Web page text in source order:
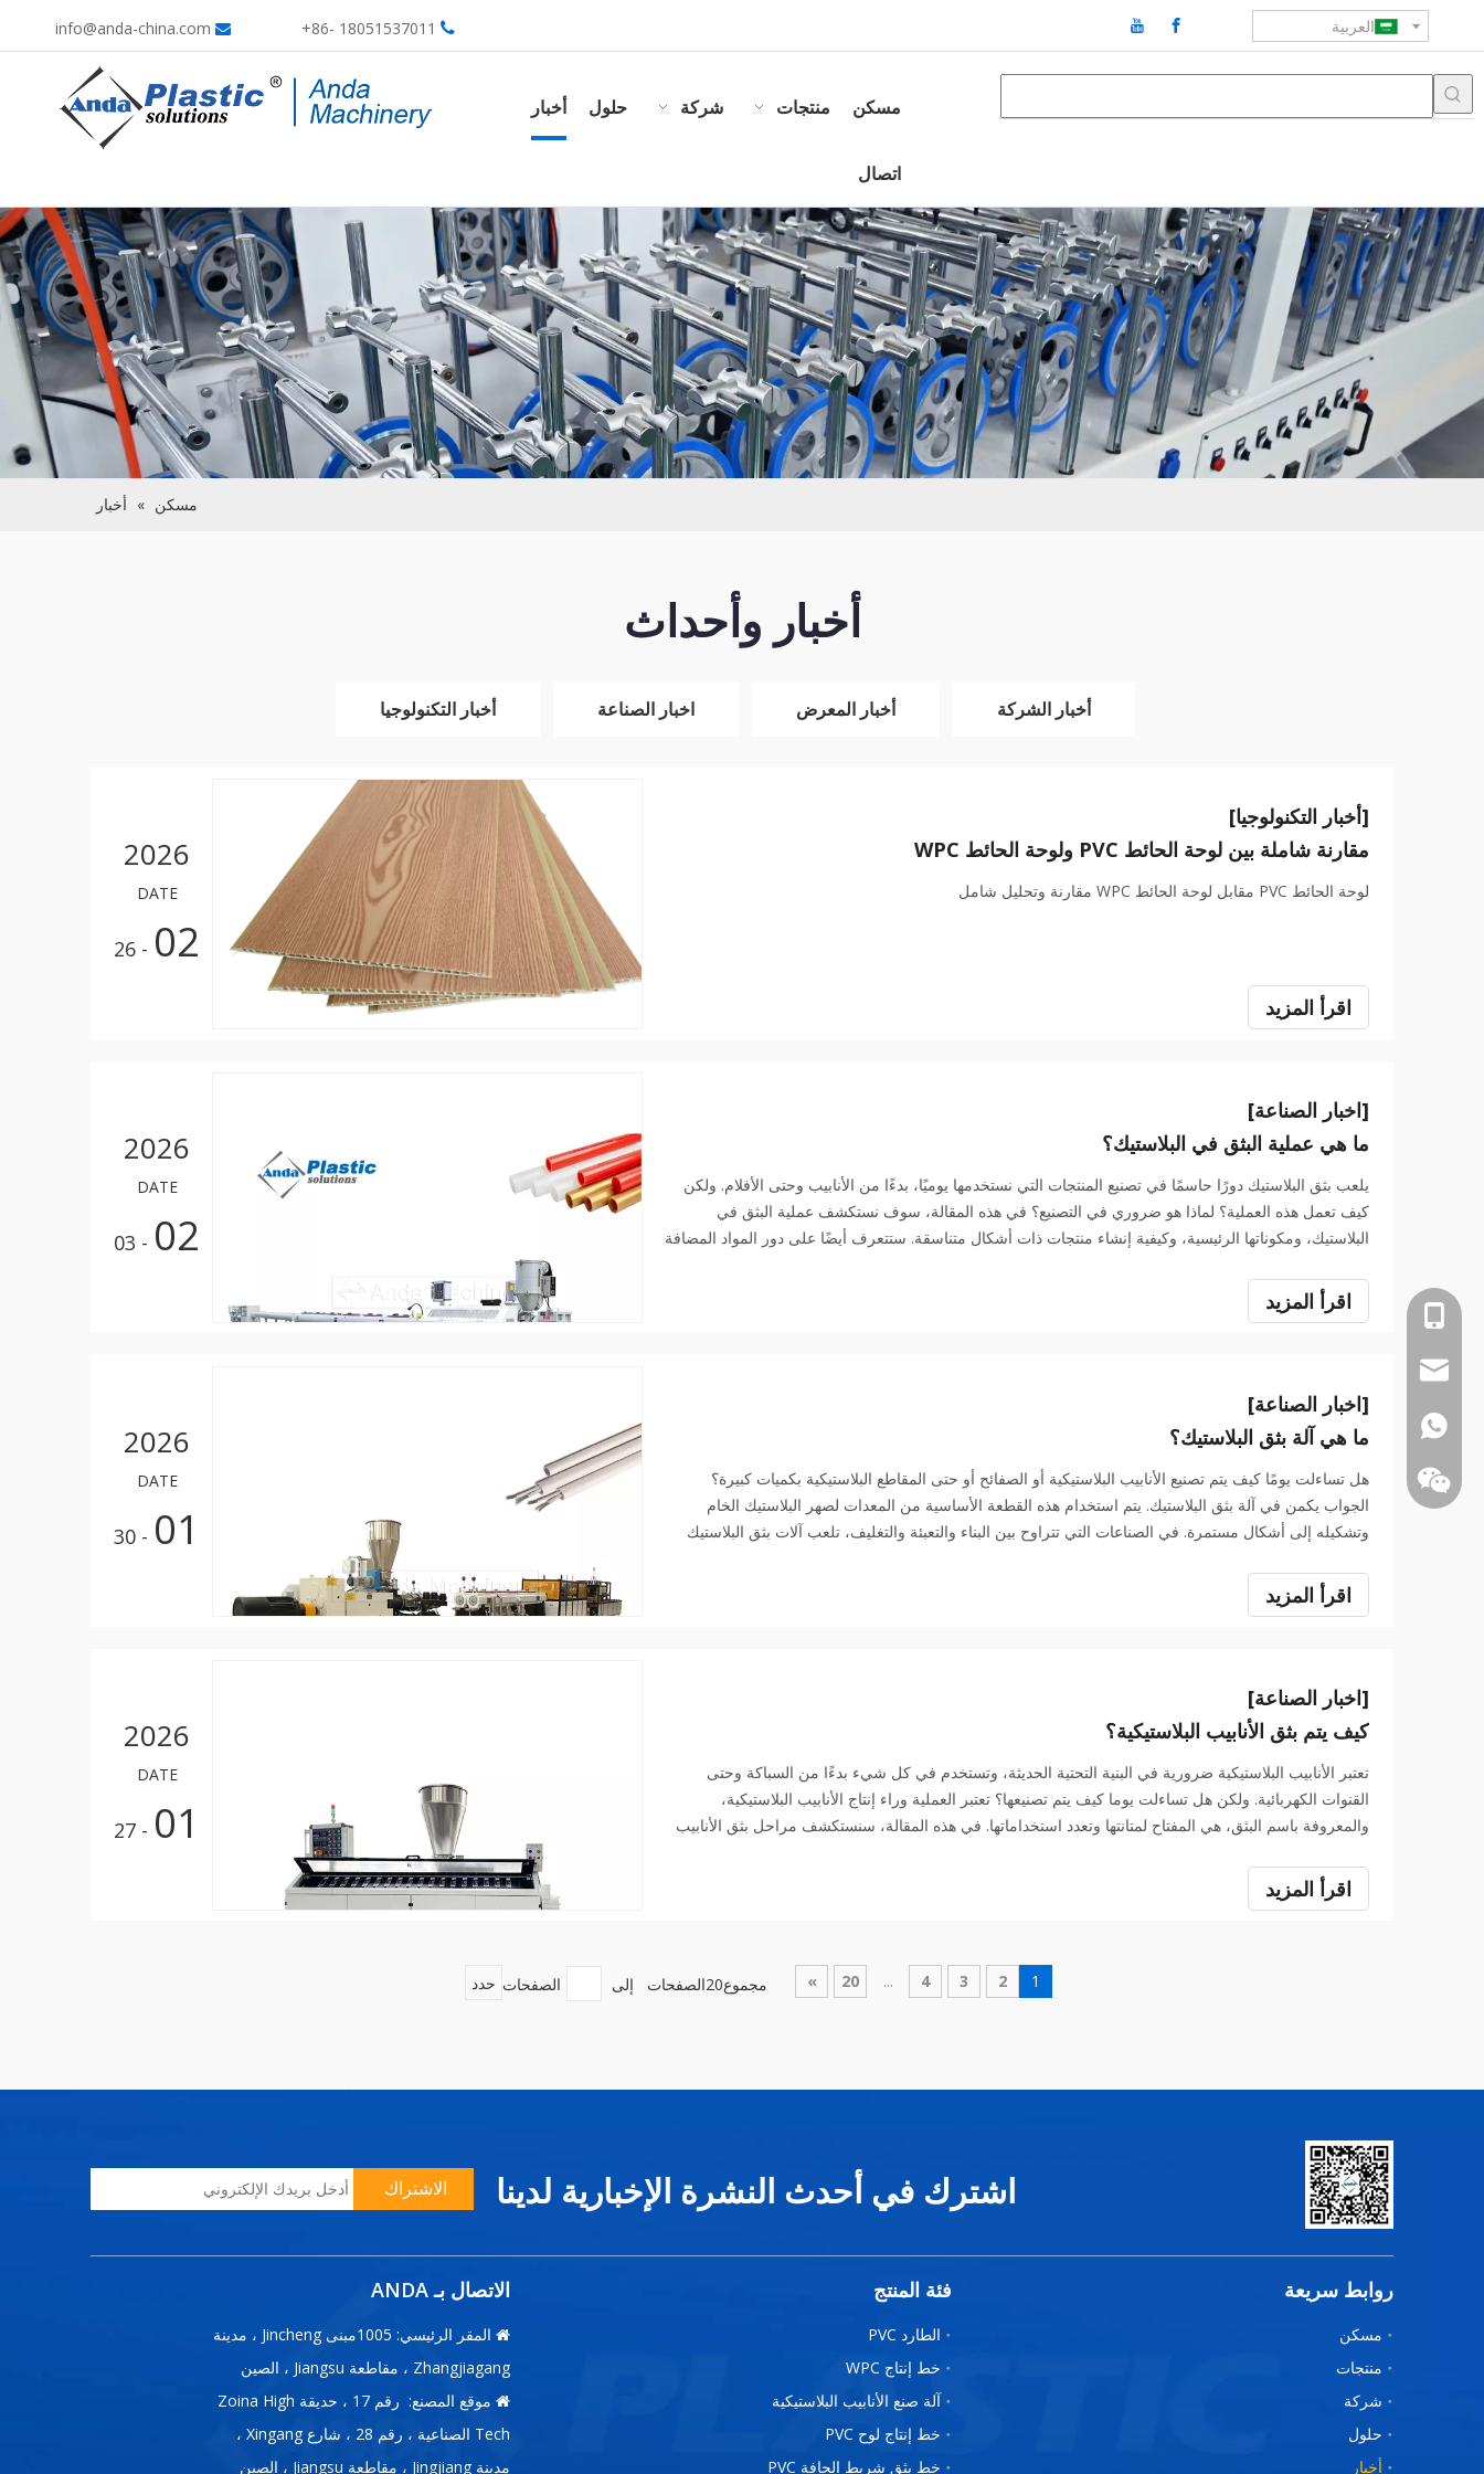


info@anda-china.com العربية
مسكن منتجات شركة حلول أخبار
اتصال
مسكن » أخبار
أخبار وأحداث
أخبار الشركة أخبار المعرض اخبار الصناعة أخبار التكنولوجيا
2026
DATE
02
- 26
[أخبار التكنولوجيا]
مقارنة شاملة بين لوحة الحائط PVC ولوحة الحائط WPC
لوحة الحائط PVC مقابل لوحة الحائط WPC مقارنة وتحليل شامل
اقرأ المزيد
2026
DATE
02
- 03
[اخبار الصناعة]
ما هي عملية البثق في البلاستيك؟
يلعب بثق البلاستيك دورًا حاسمًا في تصنيع المنتجات التي نستخدمها يوميًا، بدءًا من الأنابيب وحتى الأفلام. ولكن
كيف تعمل هذه العملية؟ لماذا هو ضروري في التصنيع؟ في هذه المقالة، سوف نستكشف عملية البثق في
البلاستيك، ومكوناتها الرئيسية، وكيفية إنشاء منتجات ذات أشكال متناسقة. ستتعرف أيضًا على دور المواد المضافة
اقرأ المزيد
2026
DATE
01
- 30
[اخبار الصناعة]
ما هي آلة بثق البلاستيك؟
هل تساءلت يومًا كيف يتم تصنيع الأنابيب البلاستيكية أو الصفائح أو حتى المقاطع البلاستيكية بكميات كبيرة؟
الجواب يكمن في آلة بثق البلاستيك. يتم استخدام هذه القطعة الأساسية من المعدات لصهر البلاستيك الخام
وتشكيله إلى أشكال مستمرة. في الصناعات التي تتراوح بين البناء والتعبئة والتغليف، تلعب آلات بثق البلاستيك
اقرأ المزيد
2026
DATE
01
- 27
[اخبار الصناعة]
كيف يتم بثق الأنابيب البلاستيكية؟
تعتبر الأنابيب البلاستيكية ضرورية في البنية التحتية الحديثة، وتستخدم في كل شيء بدءًا من السباكة وحتى
القنوات الكهربائية. ولكن هل تساءلت يوما كيف يتم تصنيعها؟ تعتبر العملية وراء إنتاج الأنابيب البلاستيكية،
والمعروفة باسم البثق، هي المفتاح لمتانتها وتعدد استخداماتها. في هذه المقالة، سنستكشف مراحل بثق الأنابيب
لسبب أهمية البثق في إنتاج أنابيب PVC موثوقة وطويلة الأمد.
اقرأ المزيد
1
2
3
4
...
20
» مجموع20الصفحات إلى الصفحات حدد
اشترك في أحدث النشرة الإخبارية لدينا الاشتراك
روابط سريعة
مسكن
منتجات
شركة
حلول
أخبار
فئة المنتج
الطارد PVC
خط إنتاج WPC
آلة صنع الأنابيب البلاستيكية
خط إنتاج لوح PVC
خط بثق شريط الحافة PVC
الاتصال بـ ANDA

المقر الرئيسي: 1005مبنى Jincheng ، مدينة
Zhangjiagang ، مقاطعة Jiangsu ، الصين

موقع المصنع: رقم 17 ، حديقة Zoina High
Tech الصناعية ، رقم 28 ، شارع Xingang ،
مدينة Jingjiang ، مقاطعة Jiangsu ، الصين
+86-
info@anda-
+86-